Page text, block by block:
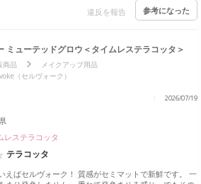
違反を報告 参考になった
ミューテッドグロウ＜タイムレステラコッタ＞
商品
メイクアップ用品
（セルヴォーク）
2026/07/19
レステラコッタ
テラコッタ
えばセルヴォーク！ 質感がセミマットで新鮮です。 一